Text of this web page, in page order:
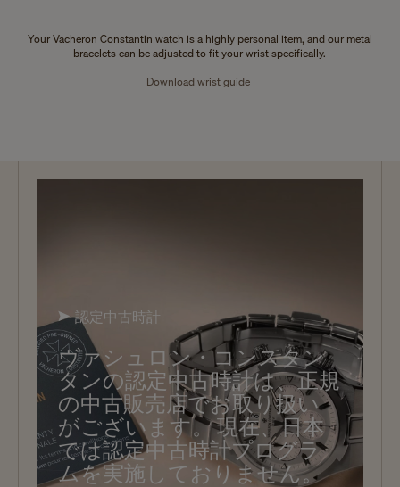
Your Vacheron Constantin watch is a highly personal item, and our metal
bracelets can be adjusted to fit your wrist specifically.
Download wrist guide
認定中古時計
ヴァシュロン・コンスタン
タンの認定中古時計は、正規
の中古販売店でお取り扱い
がございます。 現在、日本
では認定中古時計プログラ
ムを実施しておりません。